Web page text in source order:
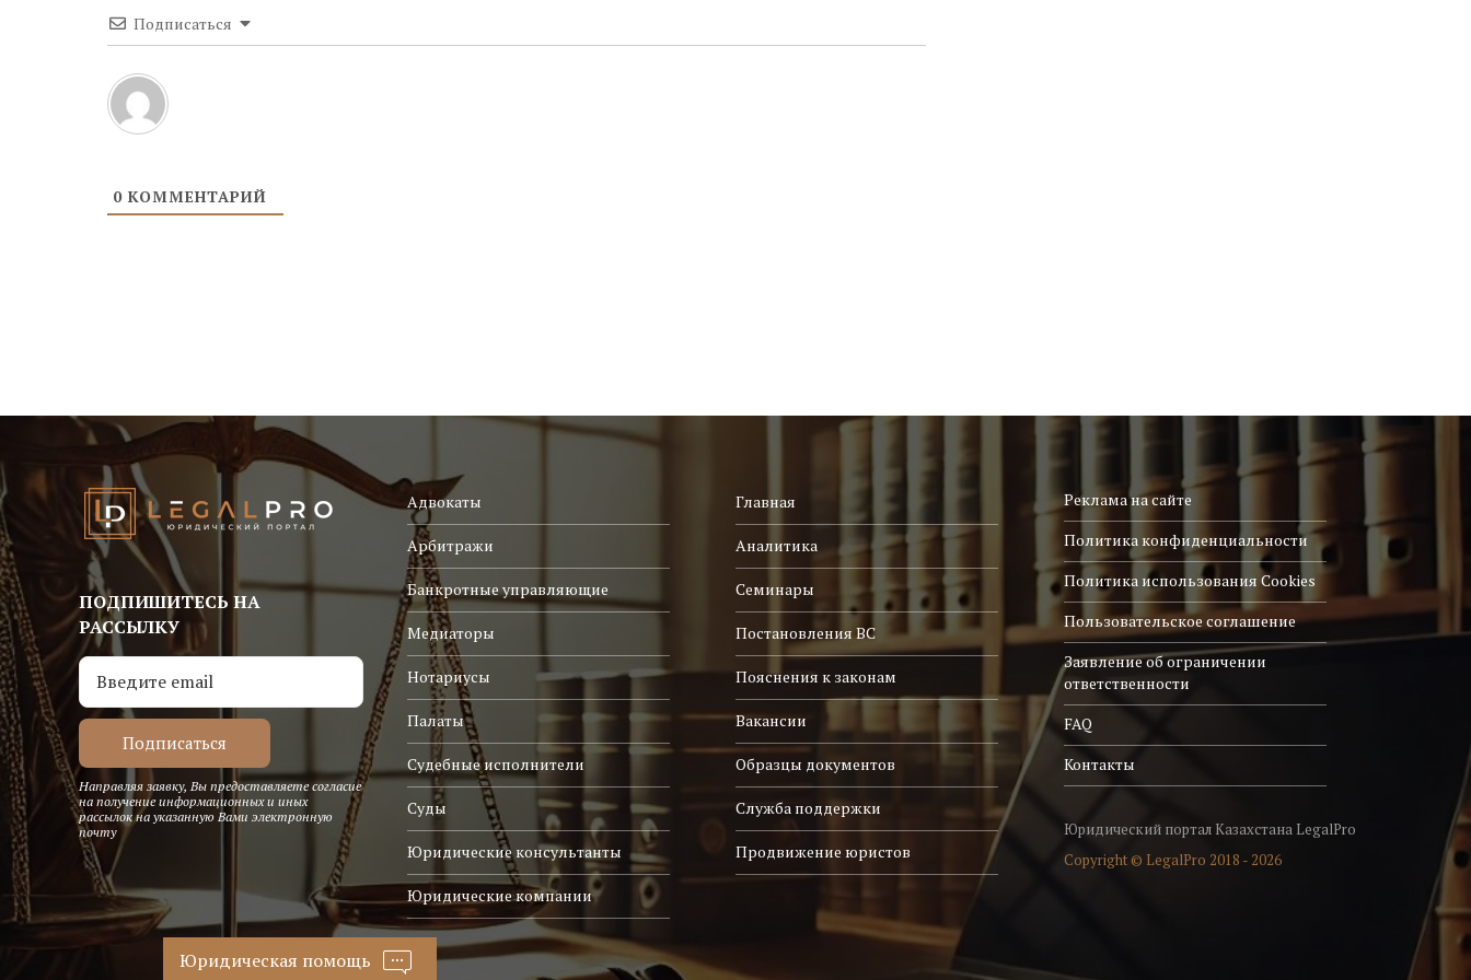
Подписаться
0 КОММЕНТАРИЙ
ПОДПИШИТЕСЬ НА
РАССЫЛКУ
Направляя заявку, Вы предоставляете согласие
на получение информационных и иных
рассылок на указанную Вами электронную
почту
Адвокаты
Арбитражи
Банкротные управляющие
Медиаторы
Нотариусы
Палаты
Судебные исполнители
Суды
Юридические консультанты
Юридические компании
Главная
Аналитика
Семинары
Постановления ВС
Пояснения к законам
Вакансии
Образцы документов
Служба поддержки
Продвижение юристов
Реклама на сайте
Политика конфиденциальности
Политика использования Cookies
Пользовательское соглашение
Заявление об ограничении
ответственности
FAQ
Контакты
Юридический портал Казахстана LegalPro
Copyright © LegalPro 2018 - 2026
Юридическая помощь